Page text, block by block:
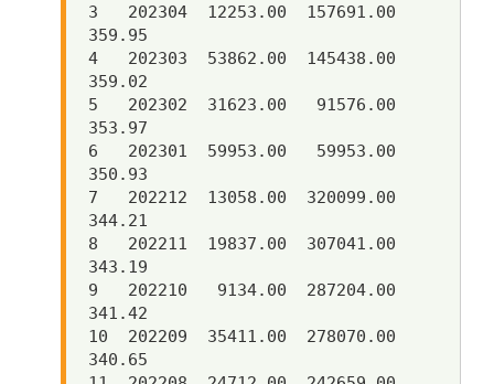
3   202304  12253.00  157691.00
359.95
4   202303  53862.00  145438.00
359.02
5   202302  31623.00   91576.00
353.97
6   202301  59953.00   59953.00
350.93
7   202212  13058.00  320099.00
344.21
8   202211  19837.00  307041.00
343.19
9   202210   9134.00  287204.00
341.42
10  202209  35411.00  278070.00
340.65